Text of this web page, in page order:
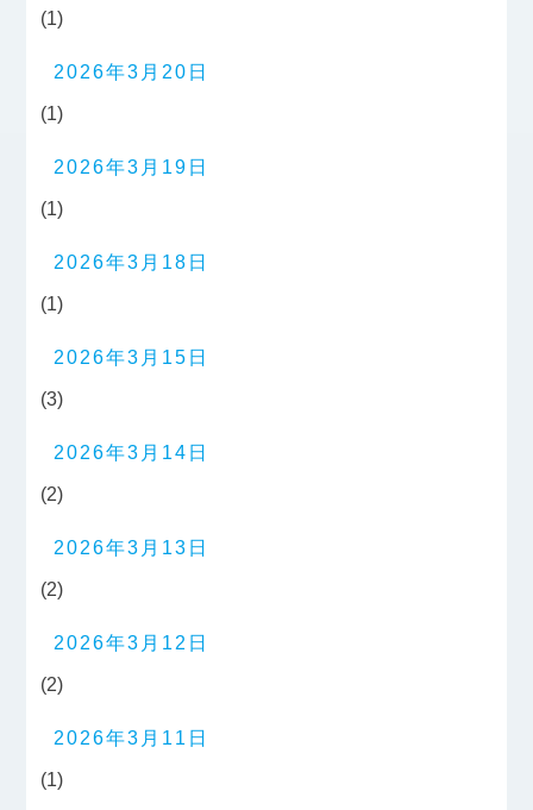
(1)
2026年3月20日
(1)
2026年3月19日
(1)
2026年3月18日
(1)
2026年3月15日
(3)
2026年3月14日
(2)
2026年3月13日
(2)
2026年3月12日
(2)
2026年3月11日
(1)